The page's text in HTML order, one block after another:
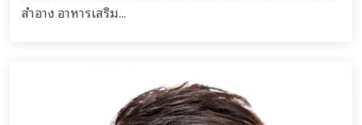
สำอาง อาหารเสริม...